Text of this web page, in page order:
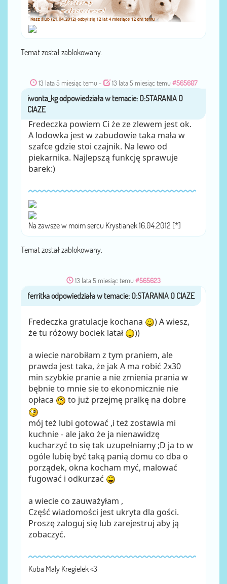
Temat został zablokowany.
13 lata 5 miesiąc temu - 13 lata 5 miesiąc temu #565607
przeziwonta_kg
Fredeczka powiem Ci że ze zlewem jest ok.
A lodowka jest w zabudowie taka mała w
szafce gdzie stoi czajnik. Na lewo od
piekarnika. Najlepszą funkcję sprawuje
barek:)
Na zawsze w moim sercu Krystianek 16.04.2012 [*]
Temat został zablokowany.
13 lata 5 miesiąc temu #565623
przezferritka
Fredeczka gratulacje kochana
) A wiesz,
że tu różowy bociek latał
))
a wiecie narobiłam z tym praniem, ale
prawda jest taka, że jak A ma robić 2x30
min szybkie pranie a nie zmienia prania w
bębnie to mnie sie to ekonomicznie nie
opłaca
to już przejmę pralkę na dobre
mój też lubi gotować ,i też zostawia mi
kuchnie - ale jako że ja nienawidzę
kucharzyć to się tak uzupełniamy ;D ja to w
ogóle lubię być taką panią domu co dba o
porządek, okna kocham myć, malować
fugować i odkurzać
a wiecie co zauważyłam ,
Część wiadomości jest ukryta dla gości.
Proszę zaloguj się lub zarejestruj aby ją
zobaczyć.
Kuba Maly Kregielek <3